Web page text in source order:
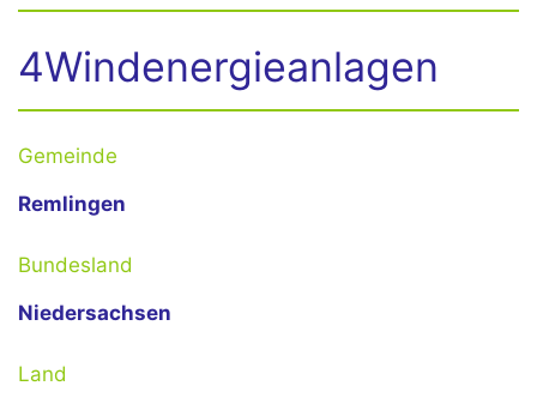
4Windenergieanlagen
Gemeinde
Remlingen
Bundesland
Niedersachsen
Land